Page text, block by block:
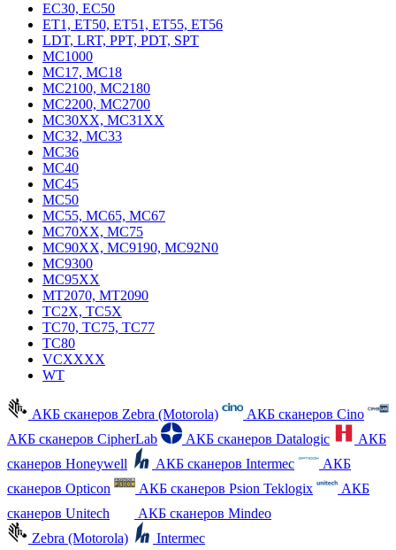
EC30, EC50
ET1, ET50, ET51, ET55, ET56
LDT, LRT, PPT, PDT, SPT
MC1000
MC17, MC18
MC2100, MC2180
MC2200, MC2700
MC30XX, MC31XX
MC32, MC33
MC36
MC40
MC45
MC50
MC55, MC65, MC67
MC70XX, MC75
MC90XX, MC9190, MC92N0
MC9300
MC95XX
MT2070, MT2090
TC2X, TC5X
TC70, TC75, TC77
TC80
VCXXXX
WT
АКБ сканеров Zebra (Motorola)
АКБ сканеров Cino
АКБ сканеров CipherLab
АКБ сканеров Datalogic
АКБ
сканеров Honeywell
АКБ сканеров Intermec
АКБ
сканеров Opticon
АКБ сканеров Psion Teklogix
АКБ
сканеров Unitech
АКБ сканеров Mindeo
Zebra (Motorola)
Intermec